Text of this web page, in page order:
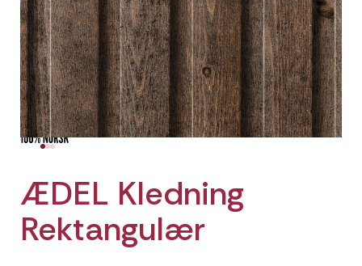
ÆDEL Kledning
Rektangulær